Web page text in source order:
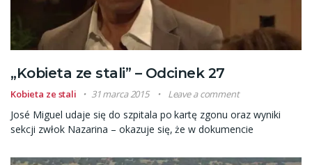
„Kobieta ze stali” – Odcinek 27
Kobieta ze stali 31 marca 2015 Leave a comment
José Miguel udaje się do szpitala po kartę zgonu oraz wyniki
sekcji zwłok Nazarina – okazuje się, że w dokumencie